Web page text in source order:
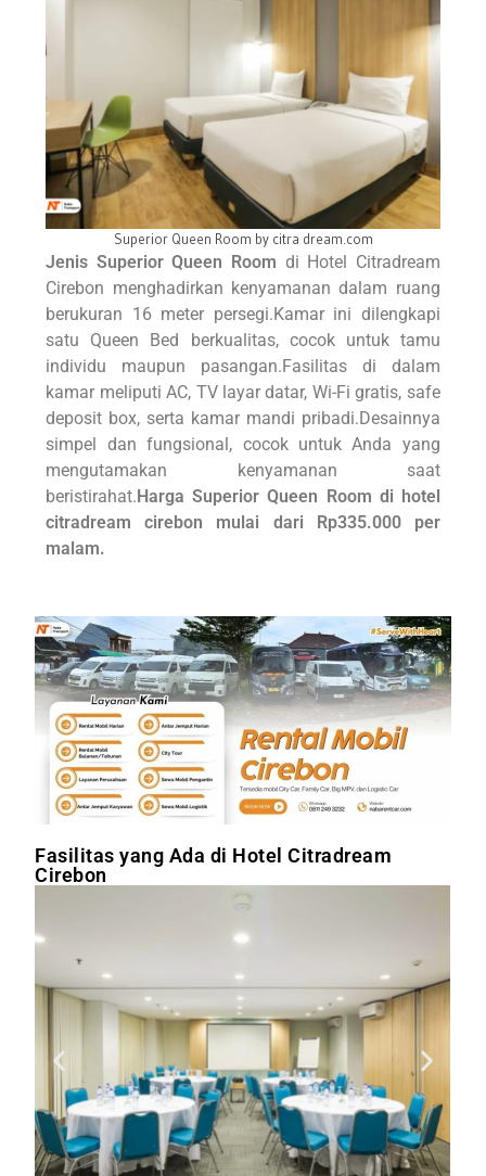
Superior Queen Room by citra dream.com
Jenis Superior Queen Room di Hotel Citradream
Cirebon menghadirkan kenyamanan dalam ruang
berukuran 16 meter persegi.Kamar ini dilengkapi
satu Queen Bed berkualitas, cocok untuk tamu
individu maupun pasangan.Fasilitas di dalam
kamar meliputi AC, TV layar datar, Wi-Fi gratis, safe
deposit box, serta kamar mandi pribadi.Desainnya
simpel dan fungsional, cocok untuk Anda yang
mengutamakan kenyamanan saat
beristirahat. Harga Superior Queen Room di hotel
citradream cirebon mulai dari Rp335.000 per
malam.
Fasilitas yang Ada di Hotel Citradream
Cirebon